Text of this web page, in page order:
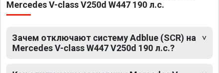
Mercedes V-class V250d W447 190 л.с.
Зачем отключают систему Adblue (SCR) на
Mercedes V-class W447 V250d 190 л.с.?